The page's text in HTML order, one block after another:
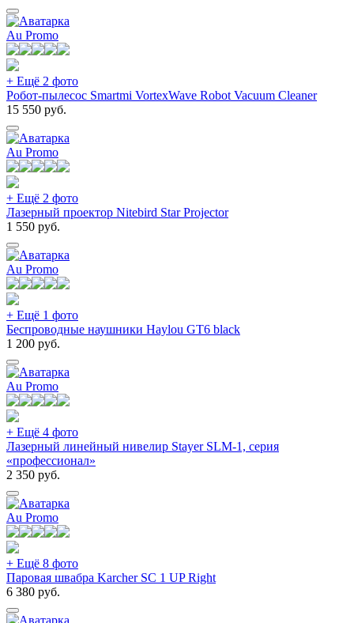
Au Promo
+ Ещё 2 фото
Робот-пылесос Smartmi VortexWave Robot Vacuum Cleaner
15 550 руб.
Au Promo
+ Ещё 2 фото
Лазерный проектор Nitebird Star Projector
1 550 руб.
Au Promo
+ Ещё 1 фото
Беспроводные наушники Haylou GT6 black
1 200 руб.
Au Promo
+ Ещё 4 фото
Лазерный линейный нивелир Stayer SLM-1, серия
«профессионал»
2 350 руб.
Au Promo
+ Ещё 8 фото
Паровая швабра Karcher SC 1 UP Right
6 380 руб.